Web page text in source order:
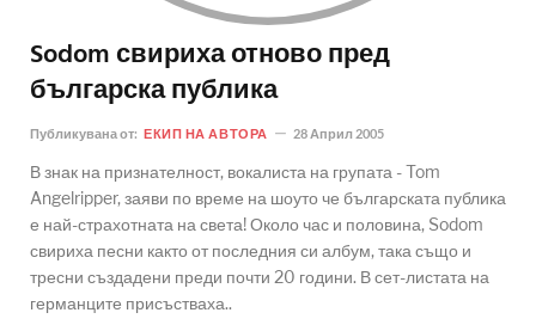
Sodom свириха отново пред
българска публика
Публикувана от: ЕКИП НА АВТОРА 28 Април 2005
В знак на признателност, вокалиста на групата - Tom
Angelripper, заяви по време на шоуто че българската публика
е най-страхотната на света! Около час и половина, Sodom
свириха песни както от последния си албум, така също и
тресни създадени преди почти 20 години. В сет-листата на
германците присъстваха..